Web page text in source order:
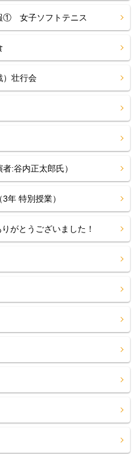
① 女子ソフトテニス
）壮行会
:谷内正太郎氏）
年 特別授業）
がとうございました！